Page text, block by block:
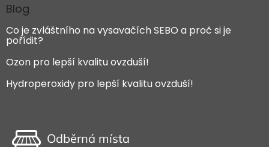
Blog
Co je zvláštního na vysavačích SEBO a proč si je
pořídit?
Ozon pro lepší kvalitu ovzduší!
Hydroperoxidy pro lepší kvalitu ovzduší!
Odběrná místa